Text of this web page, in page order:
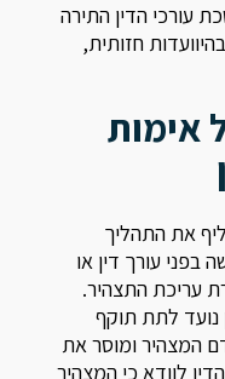
עורכי הדין התירה
חזותית,
אימות
את התהליך
בפני עורך דין או
עריכת התצהיר.
נועד לתת תוקף
המצהיר ומוסר את
לוודא כי המצהיר